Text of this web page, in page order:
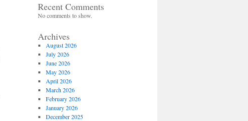
Recent Comments
No comments to show.
Archives
August 2026
July 2026
June 2026
May 2026
April 2026
March 2026
February 2026
January 2026
December 2025